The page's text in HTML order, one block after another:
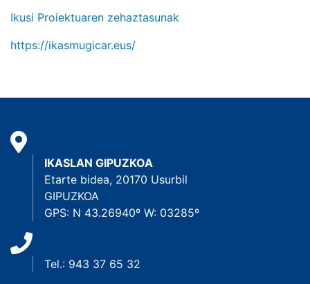
Ikusi Proiektuaren zehaztasunak
https://ikasmugicar.eus/
IKASLAN GIPUZKOA
Etarte bidea, 20170 Usurbil
GIPUZKOA
GPS: N 43.26940º W: 03285º
Tel.: 943 37 65 32